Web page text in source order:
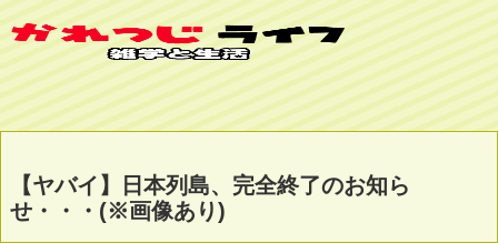
【ヤバイ】日本列島、完全終了のお知ら
せ・・・(※画像あり)